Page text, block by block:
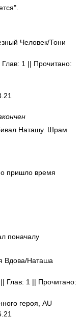
Человек/Тони
1 || Прочитано:
Наташу. Шрам
пришло время
поначалу
Вдова/Наташа
Глав: 1 || Прочитано:
героя, AU